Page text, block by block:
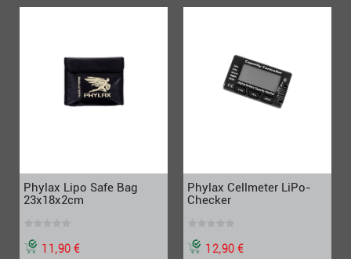
Phylax Lipo Safe Bag
23x18x2cm
11,90 €
Phylax Cellmeter LiPo-
Checker
12,90 €